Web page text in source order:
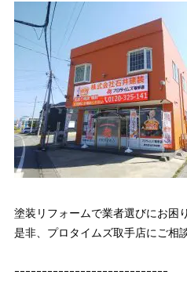
塗装リフォームで業者選びにお困
是非、プロタイムズ取手店にご相
ｰｰｰｰｰｰｰｰｰｰｰｰｰｰｰｰｰｰｰｰｰｰｰｰｰｰｰｰ